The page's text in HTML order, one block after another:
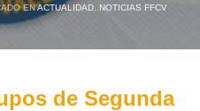
ENACTUALIDAD, NOTICIAS FFCV
de Segunda